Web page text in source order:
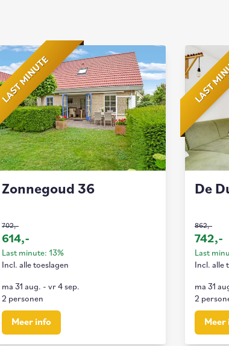
LAST MINUTE
Zonnegoud 36
702,-
614,-
Last minute: 13%
Incl. alle toeslagen
ma 31 aug. - vr 4 sep.
2 personen
Meer info
LAST
De
862,-
742,-
Last
Incl. alle
ma 31
2
Meer